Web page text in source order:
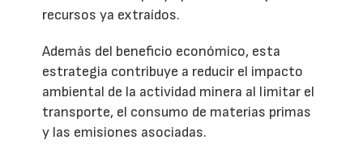
recursos ya extraídos.
Además del beneficio económico, esta
estrategia contribuye a reducir el impacto
ambiental de la actividad minera al limitar el
transporte, el consumo de materias primas
y las emisiones asociadas.